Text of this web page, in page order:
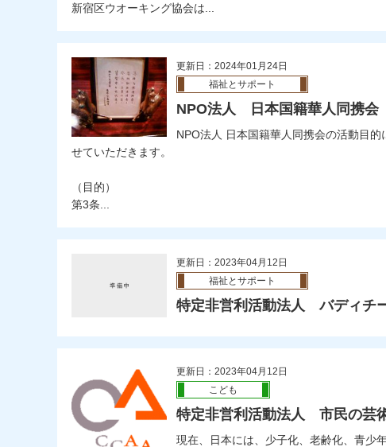
新宿区ウオーキング協会は...
更新日：2024年01月24日
福祉とサポート
NPO法人 日本国籍華人同携会
NPO法人 日本国籍華人同携会の活動目的
せていただきます。
（目的）
第3条...
更新日：2023年04月12日
福祉とサポート
特定非営利活動法人 バディチ
更新日：2023年04月12日
こども
特定非営利活動法人 市民の芸
現在、日本には、少子化、老齢化、青少